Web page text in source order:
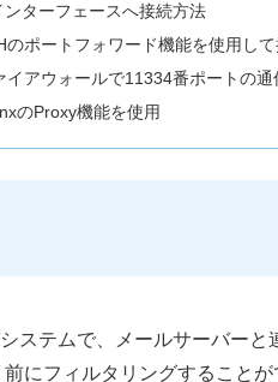
ンターフェースへ接続方法
のポートフォワード機能を使用し
イアウォールで11334番ポートの通
のProxy機能を使用
ステムで、メールサーバー
にフィルタリングすることが